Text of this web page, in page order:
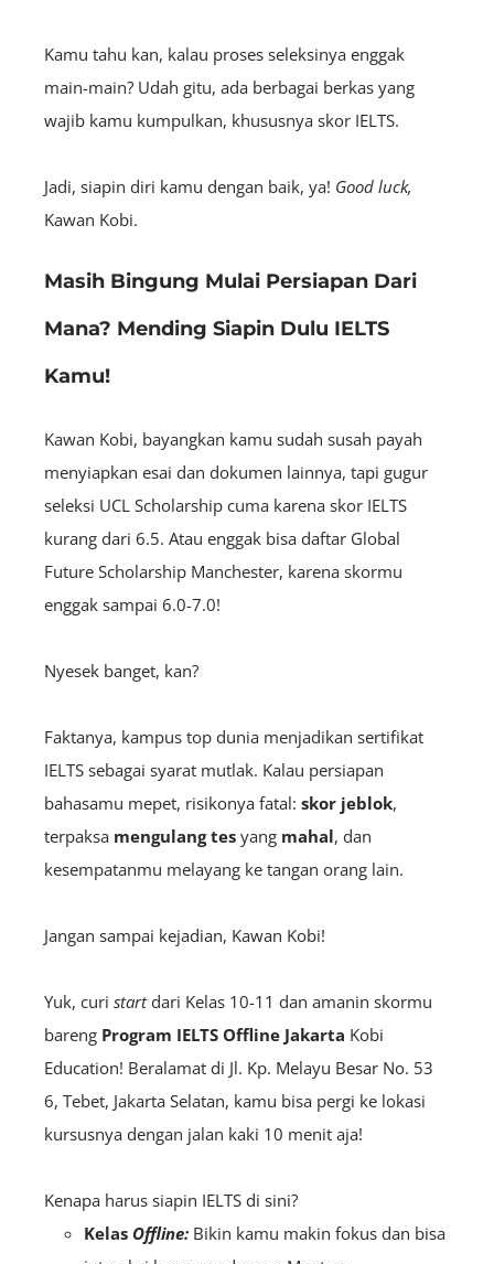
Kamu tahu kan, kalau proses seleksinya enggak
main-main? Udah gitu, ada berbagai berkas yang
wajib kamu kumpulkan, khususnya skor IELTS.
Jadi, siapin diri kamu dengan baik, ya! Good luck,
Kawan Kobi.
Masih Bingung Mulai Persiapan Dari
Mana? Mending Siapin Dulu IELTS
Kamu!
Kawan Kobi, bayangkan kamu sudah susah payah
menyiapkan esai dan dokumen lainnya, tapi gugur
seleksi UCL Scholarship cuma karena skor IELTS
kurang dari 6.5. Atau enggak bisa daftar Global
Future Scholarship Manchester, karena skormu
enggak sampai 6.0-7.0!
Nyesek banget, kan?
Faktanya, kampus top dunia menjadikan sertifikat
IELTS sebagai syarat mutlak. Kalau persiapan
bahasamu mepet, risikonya fatal: skor jeblok,
terpaksa mengulang tes yang mahal, dan
kesempatanmu melayang ke tangan orang lain.
Jangan sampai kejadian, Kawan Kobi!
Yuk, curi startdari Kelas 10-11 dan amanin skormu
bareng Program IELTS Offline Jakarta Kobi
Education! Beralamat di Jl. Kp. Melayu Besar No. 53
6, Tebet, Jakarta Selatan, kamu bisa pergi ke lokasi
kursusnya dengan jalan kaki 10 menit aja!
Kenapa harus siapin IELTS di sini?
Kelas Offline: Bikin kamu makin fokus dan bisa